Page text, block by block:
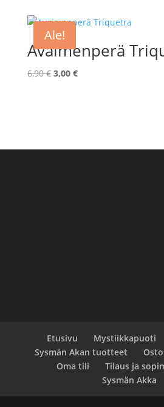
Ale!
Avaimenperä
6,90€ Alkuperäinen
3,00 €Nykyinen
Etusivu Mystiikkapuoti
Sysmän Akan tuotteet
Oma tili
Tilaus ja
Sysmän Akka